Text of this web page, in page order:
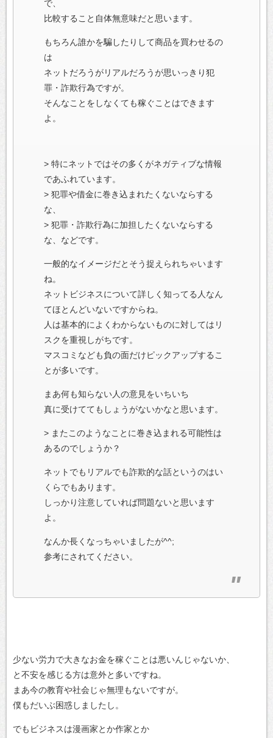
で、
比較すること自体無意味だと思います。
もちろん誰かを騙したりして商品を買わせるの
は
ネットだろうがリアルだろうが思いっきり犯
罪・詐欺行為ですが。
そんなことをしなくても稼ぐことはできます
よ。
> 特にネットではその多くがネガティブな情報
であふれています。
> 犯罪や借金に巻き込まれたくないならする
な、
> 犯罪・詐欺行為に加担したくないならする
な、などです。
一般的なイメージだとそう捉えられちゃいます
ね。
ネットビジネスについて詳しく知ってる人なん
てほとんどいないですからね。
人は基本的によくわからないものに対してはリ
スクを重視しがちです。
マスコミなども負の面だけピックアップするこ
とが多いです。
まあ何も知らない人の意見をいちいち
真に受けててもしょうがないかなと思います。
> またこのようなことに巻き込まれる可能性は
あるのでしょうか？
ネットでもリアルでも詐欺的な話というのはい
くらでもあります。
しっかり注意していれば問題ないと思います
よ。
なんか長くなっちゃいましたが^^;
参考にされてください。
少ない労力で大きなお金を稼ぐことは悪いんじゃないか、
と不安を感じる方は意外と多いですね。
まあ今の教育や社会じゃ無理もないですが。
僕もだいぶ困惑しましたし。
でもビジネスは漫画家とか作家とか